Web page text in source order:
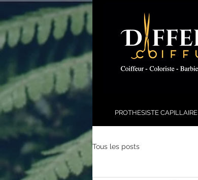
PROTHESISTE CAPILLAIRE
Tous les posts